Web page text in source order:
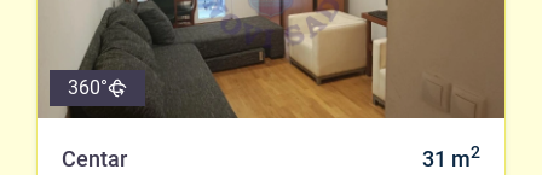
360°
Centar 31 m2